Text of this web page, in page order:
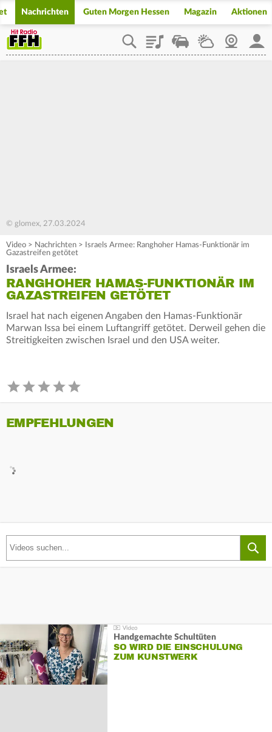
Nachrichten Guten Morgen Hessen Magazin Aktionen
PlaylistStaupilotWetterWebcam
© glomex, 27.03.2024
Video > Nachrichten >
Israels Armee: Ranghoher Hamas-Funktionär im
Gazastreifen getötet
Israels Armee:
RANGHOHER HAMAS-FUNKTIONÄR IM
GAZASTREIFEN GETÖTET
Israel hat nach eigenen Angaben den Hamas-Funktionär
Marwan Issa bei einem Luftangriff getötet. Derweil gehen die
Streitigkeiten zwischen Israel und den USA weiter.
EMPFEHLUNGEN
Handgemachte Schultüten
SO WIRD DIE EINSCHULUNG
ZUM KUNSTWERK